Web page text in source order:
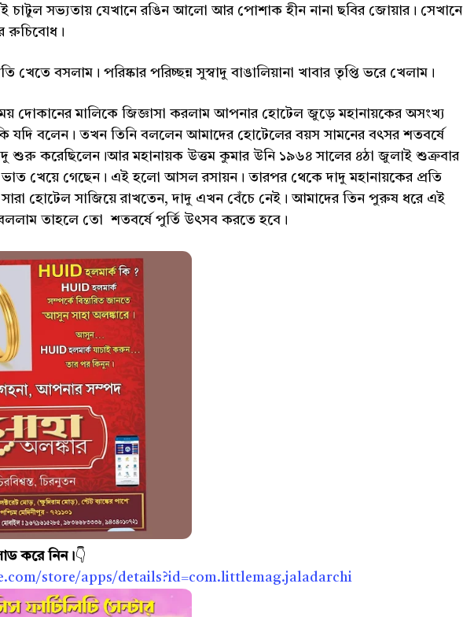
চাটুল সভ্যতায় যেখানে রঙিন আলো আর পোশাক হীন নানা ছবির জোয়ার। সেখানে
রুচিবোধ।
বসলাম। পরিষ্কার পরিচ্ছন্ন সুস্বাদু বাঙালিয়ানা খাবার তৃপ্তি ভরে খেলাম।
দোকানের মালিকে জিজ্ঞাসা করলাম আপনার হোটেল জুড়ে মহানায়কের অসংখ্য
যদি বলেন। তখন তিনি বললেন আমাদের হোটেলের বয়স সামনের বৎসর শতবর্ষে
শুরু করেছিলেন।আর মহানায়ক উত্তম কুমার উনি ১৯৬৪ সালের ৪ঠা জুলাই শুক্রবার
খেয়ে গেছেন। এই হলো আসল রসায়ন। তারপর থেকে দাদু মহানায়কের প্রতি
সারা হোটেল সাজিয়ে রাখতেন, দাদু এখন বেঁচে নেই। আমাদের তিন পুরুষ ধরে এই
তাহলে তো শতবর্ষে পুর্তি উৎসব করতে হবে।
করে নিন।👇
store/apps/details?id=com.littlemag.jaladarchi